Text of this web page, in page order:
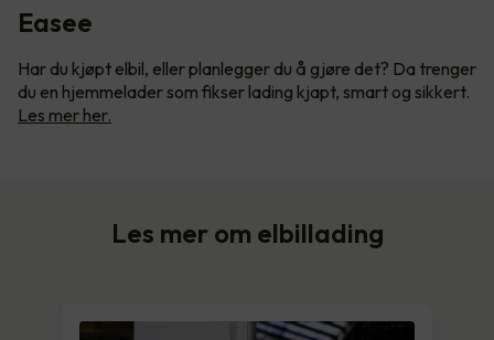
Easee
Har du kjøpt elbil, eller planlegger du å gjøre det? Da trenger
du en hjemmelader som fikser lading kjapt, smart og sikkert.
Les mer her.
Les mer om elbillading